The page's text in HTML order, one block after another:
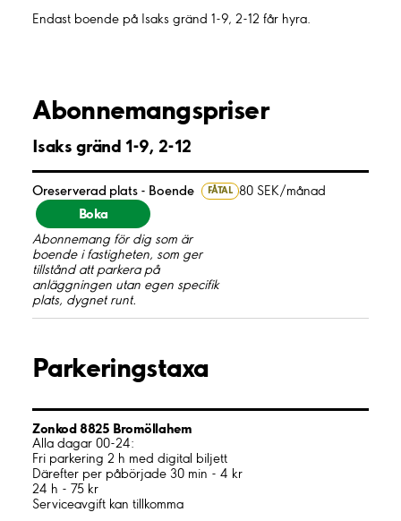
Endast boende på Isaks gränd 1-9, 2-12 får hyra.
Abonnemangspriser
Isaks gränd 1-9, 2-12
Oreserverad plats - Boende FÅTAL 80 SEK/månad
Boka
Abonnemang för dig som är
boende i fastigheten, som ger
tillstånd att parkera på
anläggningen utan egen specifik
plats, dygnet runt.
Parkeringstaxa
Zonkod 8825 Bromöllahem
Alla dagar 00-24:
Fri parkering 2 h med digital biljett
Därefter per påbörjade 30 min - 4 kr
24 h - 75 kr
Serviceavgift kan tillkomma